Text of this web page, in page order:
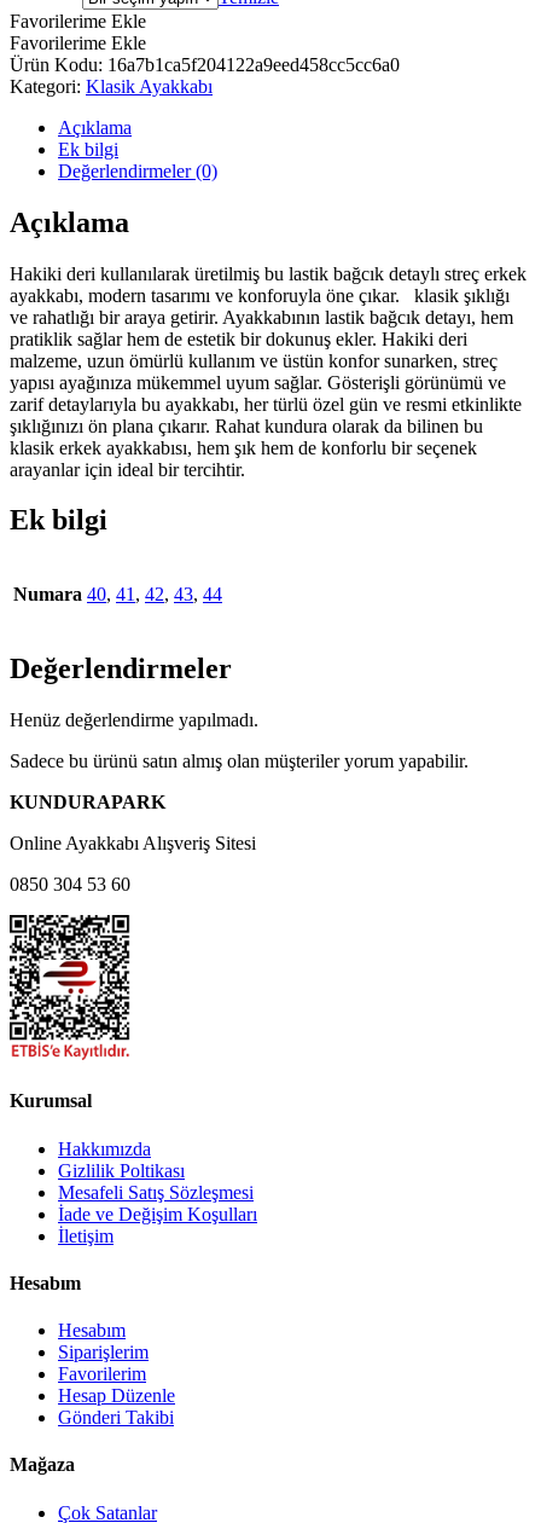
Favorilerime Ekle
Favorilerime Ekle
Ürün Kodu: 16a7b1ca5f204122a9eed458cc5cc6a0
Kategori: Klasik Ayakkabı
Açıklama
Ek bilgi
Değerlendirmeler (0)
Açıklama
Hakiki deri kullanılarak üretilmiş bu lastik bağcık detaylı streç erkek
ayakkabı, modern tasarımı ve konforuyla öne çıkar. klasik şıklığı
ve rahatlığı bir araya getirir. Ayakkabının lastik bağcık detayı, hem
pratiklik sağlar hem de estetik bir dokunuş ekler. Hakiki deri
malzeme, uzun ömürlü kullanım ve üstün konfor sunarken, streç
yapısı ayağınıza mükemmel uyum sağlar. Gösterişli görünümü ve
zarif detaylarıyla bu ayakkabı, her türlü özel gün ve resmi etkinlikte
şıklığınızı ön plana çıkarır. Rahat kundura olarak da bilinen bu
klasik erkek ayakkabısı, hem şık hem de konforlu bir seçenek
arayanlar için ideal bir tercihtir.
Ek bilgi
Numara 40, 41 , 42, 43, 44
Değerlendirmeler
Henüz değerlendirme yapılmadı.
Sadece bu ürünü satın almış olan müşteriler yorum yapabilir.
KUNDURAPARK
Online Ayakkabı Alışveriş Sitesi
0850 304 53 60
Kurumsal
Hakkımızda
Gizlilik Poltikası
Mesafeli Satış Sözleşmesi
İade ve Değişim Koşulları
İletişim
Hesabım
Hesabım
Siparişlerim
Favorilerim
Hesap Düzenle
Gönderi Takibi
Mağaza
Çok Satanlar